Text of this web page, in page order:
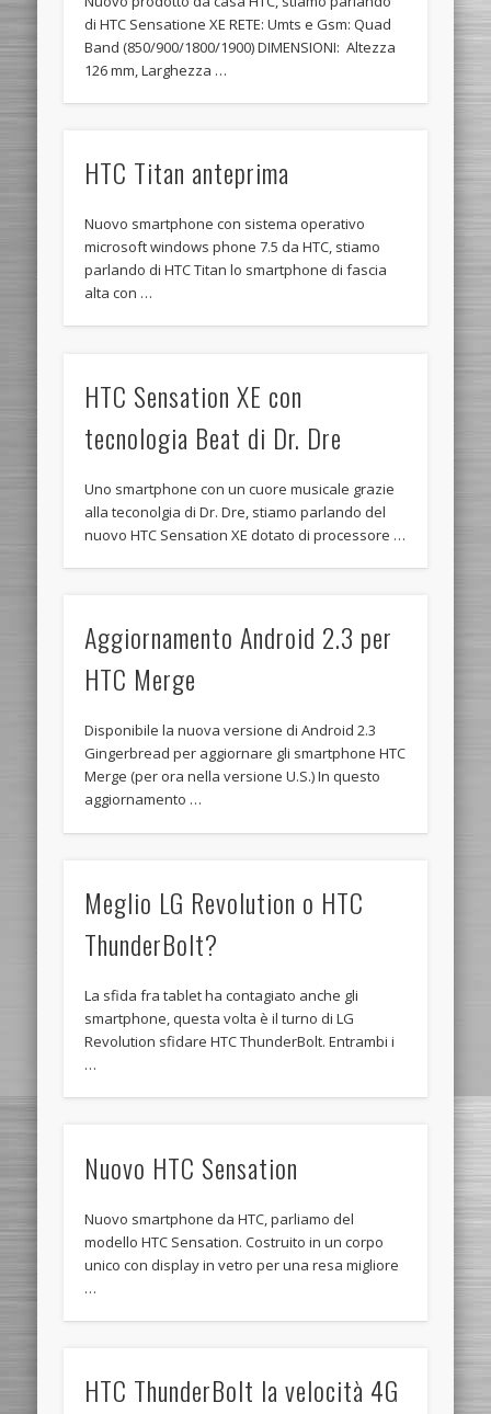
di HTC Sensatione XE RETE: Umts e Gsm: Quad
Band (850/900/1800/1900) DIMENSIONI: Altezza
126 mm, Larghezza …
HTC Titan anteprima
Nuovo smartphone con sistema operativo
microsoft windows phone 7.5 da HTC, stiamo
parlando di HTC Titan lo smartphone di fascia
alta con …
HTC Sensation XE con
tecnologia Beat di Dr. Dre
Uno smartphone con un cuore musicale grazie
alla teconolgia di Dr. Dre, stiamo parlando del
nuovo HTC Sensation XE dotato di processore …
Aggiornamento Android 2.3 per
HTC Merge
Disponibile la nuova versione di Android 2.3
Gingerbread per aggiornare gli smartphone HTC
Merge (per ora nella versione U.S.) In questo
aggiornamento …
Meglio LG Revolution o HTC
ThunderBolt?
La sfida fra tablet ha contagiato anche gli
smartphone, questa volta è il turno di LG
Revolution sfidare HTC ThunderBolt. Entrambi i
…
Nuovo HTC Sensation
Nuovo smartphone da HTC, parliamo del
modello HTC Sensation. Costruito in un corpo
unico con display in vetro per una resa migliore
…
HTC ThunderBolt la velocità 4G